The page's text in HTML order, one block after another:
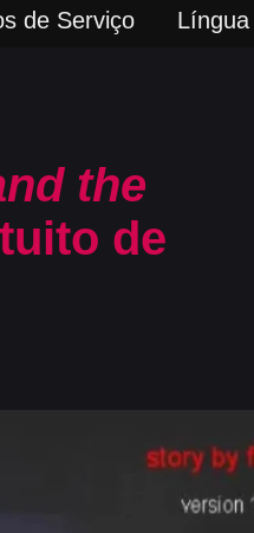
de Serviço Língua
the
de